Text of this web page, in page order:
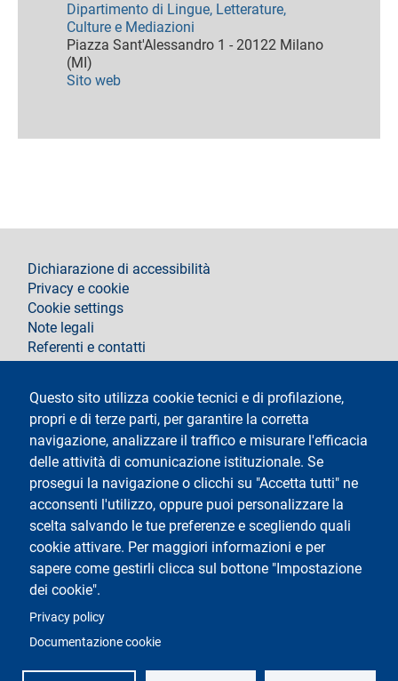
Dipartimento di Lingue, Letterature,
Culture e Mediazioni
Piazza Sant'Alessandro 1 - 20122 Milano
(MI)
Sito web
Questo sito utilizza cookie tecnici e di profilazione,
propri e di terze parti, per garantire la corretta
navigazione, analizzare il traffico e misurare l'efficacia
delle attività di comunicazione istituzionale. Se
prosegui la navigazione o clicchi su "Accetta tutti" ne
acconsenti l'utilizzo, oppure puoi personalizzare la
scelta salvando le tue preferenze e scegliendo quali
cookie attivare. Per maggiori informazioni e per
sapere come gestirli clicca sul bottone "Impostazione
dei cookie".
Privacy policy
Documentazione cookie
footer
Dichiarazione di accessibilità
Privacy e cookie
Cookie settings
Note legali
Referenti e contatti
Testo
Università degli Studi di Milano
Via Festa del Perdono 7 - 20122 Milano
Tel.+39 02 5032 5032
Posta elettronica certificata
Logo